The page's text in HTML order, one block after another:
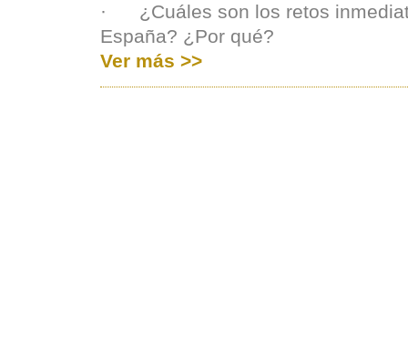
· ¿Cuáles son los retos
España? ¿Por qué?
Ver más >>